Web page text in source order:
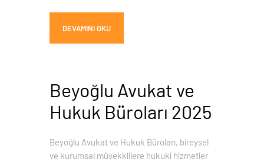
DEVAMINI OKU
Beyoğlu Avukat ve
Hukuk Büroları 2025
Beyoğlu Avukat ve Hukuk Büroları, bireysel
ve kurumsal müvekkillere hukuki hizmetler